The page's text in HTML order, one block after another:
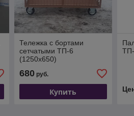
Тележка с бортами
сетчатыми ТП-6
(1250х650)
680руб.
Купить